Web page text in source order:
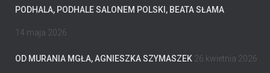
PODHALA, PODHALE SALONEM POLSKI, BEATA SŁAMA
14 maja 2026
OD MURANIA MGŁA, AGNIESZKA SZYMASZEK 26 kwietnia 2026